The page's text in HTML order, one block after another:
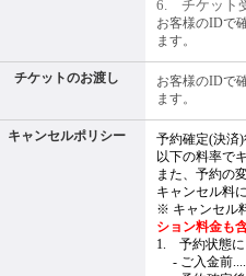
6. チケット
お客様のIDで
ます。
チケットのお渡し
お客様のIDで
ます。
キャンセルポリシー
予約確定(決済
以下の料率で
また、予約の
キャンセル料
※ キャンセル
ション料金も
1. 予約状態に
- ご入金前